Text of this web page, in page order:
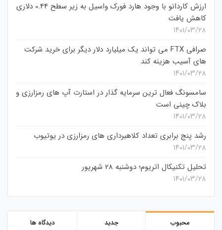
ارزش کاردانو با وجود هارد فورک واسیل به زیر سطح 0.44 دلاری
کاهش یافت
۱۴۰۱/۰۳/۲۸
صرافی FTX می تواند یک میلیارد دلار دیگر برای خرید شرکت
های آسیب هزینه کند
۱۴۰۱/۰۳/۲۸
سامسونگ فعال‌ ترین سرمایه‌ گذار در استارت‌ آپ‌ های رمزارزی و
بلاک چینی است
۱۴۰۱/۰۳/۲۸
رشد پنج برابری تعداد کلاهبرداری های رمزارزی در یوتیوب
۱۴۰۱/۰۳/۲۸
تحلیل تکنیکال اتریوم؛ دوشنبه 28 شهریور
۱۴۰۱/۰۳/۲۸
محبوب جدید دیدگاه ها